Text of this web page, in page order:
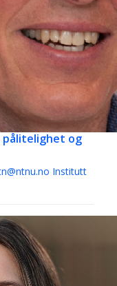
pålitelighet og
Institutt